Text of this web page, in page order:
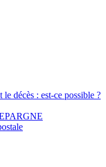
décès : est-ce possible ?